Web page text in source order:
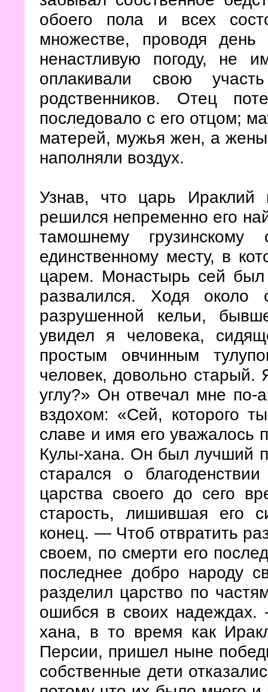
обоего пола и всех
множестве, проводя
ненастливую погоду, не
оплакивали свою
родственников. Отец
последовало с его отцом;
матерей, мужья жен, а
наполняли воздух.
Узнав, что царь
решился непременно его
тамошнему
единственному месту, в
царем. Монастырь сей
развалился. Ходя
разрушенной кельи,
увидел я человека,
простым овчинным
человек, довольно старый.
углу?» Он отвечал мне по-
вздохом: «Сей, которого
славе и имя его уважалось
Кулы-хана. Он был лучший
старался о
царства своего до сего
старость, лишившая его
конец. — Чтоб отвратить
своем, по смерти его
последнее добро народу
разделил царство по
ошибся в своих
хана, в то время как
Персии, пришел ныне
собственные дети